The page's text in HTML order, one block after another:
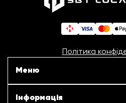
Політика
Меню
Наші проєкти
Інформація